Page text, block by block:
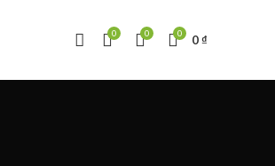
0 0 0 0₫